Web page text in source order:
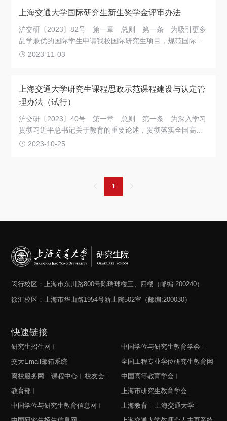
上海交通大学国际研究生新生奖学金评审办法
沪交研〔2023〕82号 第一章 总则 第一条 为吸引更多
品学兼优的国际学生申请我校国际研究生项目，规范国际研
究生新生奖学金评审工作，结合我校实际情况，特制定本办
2023-11-03
上海交通大学研究生课程思政示范课程建设与认定管
理办法（试行）
沪交研〔2023〕40号 第一章 总则 第一条 为深入学习
贯彻习近平总书记关于教育的重要论述，贯彻落实全国高校
思想政治工作会议精神和全国教育大会精神，落实国家教材
上海高校课程思政建设的实施意见》等文件精神，全面推进
学校课程思政高质量建设，强化示范引领，形成各类课程协
量，特制定本办法
2023-10-25
1
闵行校区：上海市东川路800号陈瑞球楼三、四楼（邮编:200240）
徐汇校区：上海市华山路1954号新上院502室（邮编:200030）
快速链接
研究生招生网
交大Email邮箱系统
离校服务网
课程中心
校友会
教育部
中国学位与研究生教育信息网
中国学位与研究生教育学会
全国工程专业学位研究生教育网
中国高等教育学会
上海市研究生教育学会
上海教育
上海交通大学